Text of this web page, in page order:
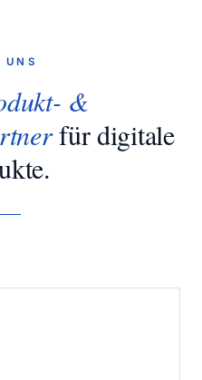
UNS
&
für digitale